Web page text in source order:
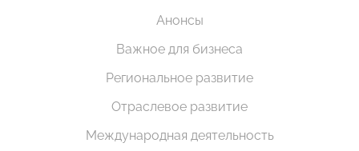
Анонсы
Важное для бизнеса
Региональное развитие
Отраслевое развитие
Международная деятельность